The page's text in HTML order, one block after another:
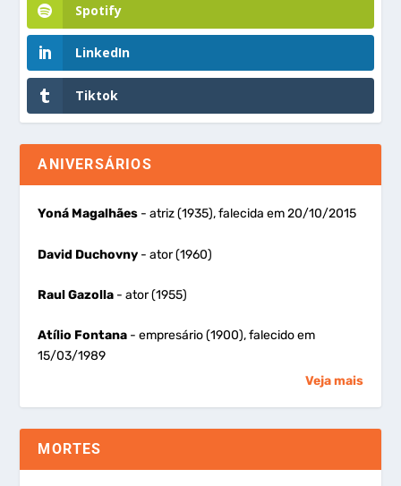
Spotify
LinkedIn
Tiktok
ANIVERSÁRIOS
Yoná Magalhães - atriz (1935), falecida em 20/10/2015
David Duchovny - ator (1960)
Raul Gazolla - ator (1955)
Atílio Fontana - empresário (1900), falecido em
15/03/1989
Veja mais
MORTES